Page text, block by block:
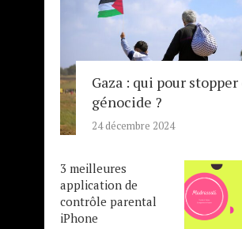
Gaza : qui pour stopper
génocide ?
24 décembre 2024
3 meilleures
application de
contrôle parental
iPhone